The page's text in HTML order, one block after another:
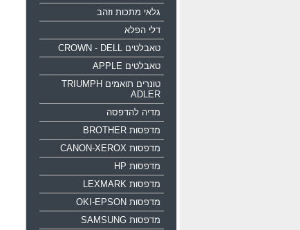
גלאי מתכות וזהב
דלי הפלא
טאבלטים CROWN - DELL
טאבלטים APPLE
טונרים תואמים TRIUMPH
ADLER
מדיה להדפסה
מדפסות BROTHER
מדפסות CANON-XEROX
מדפסות HP
מדפסות LEXMARK
מדפסות OKI-EPSON
מדפסות SAMSUNG